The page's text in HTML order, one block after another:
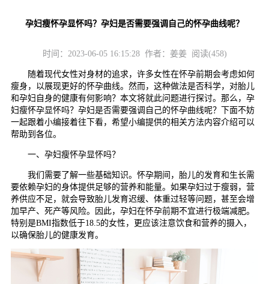
孕妇瘦怀孕显怀吗？孕妇是否需要强调自己的怀孕曲线呢？
时间：2023-06-05 16:15:28 作者：姜姜 阅读(458)
随着现代女性对身材的追求，许多女性在怀孕前期会考虑如何
瘦身，以展现更好的怀孕曲线。然而，这种做法是否科学，对胎儿
和孕妇自身的健康有何影响？本文将就此问题进行探讨。那么，孕
妇瘦怀孕显怀吗？孕妇是否需要强调自己的怀孕曲线呢？下面不妨
一起跟着小编接着往下看，希望小编提供的相关方法内容介绍可以
帮助到各位。
一、孕妇瘦怀孕显怀吗？
我们需要了解一些基础知识。怀孕期间，胎儿的发育和生长需
要依赖孕妇的身体提供足够的营养和能量。如果孕妇过于瘦弱，营
养供应不足，就会导致胎儿发育迟缓、体重过轻等问题，甚至会增
加早产、死产等风险。因此，孕妇在怀孕前期不宜进行极端减肥。
特别是BMI指数低于18.5的女性，更应该注意饮食和营养的摄入，
以确保胎儿的健康发育。